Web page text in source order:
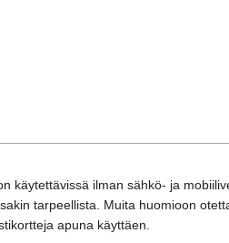
käytettävissä ilman sähkö- ja
tarpeellista. Muita huomioon
apuna käyttäen.